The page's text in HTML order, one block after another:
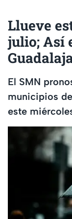
Llueve
julio; Así
El SMN
municipios
este